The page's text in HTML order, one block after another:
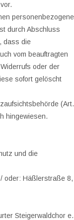
personenbezogene
durch Abschluss
dass die
vom beauftragten
oder der
sofort gelöscht
(Art.
hingewiesen.
und die
oder: Häßlerstraße 8,
Steigerwaldchor e.